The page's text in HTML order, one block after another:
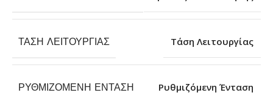
ΤΆΣΗ ΛΕΙΤΟΥΡΓΊΑΣ Τάση Λειτουργίας
ΡΥΘΜΙΖΌΜΕΝΗ ΈΝΤΑΣΗ Ρυθμιζόμενη Ένταση